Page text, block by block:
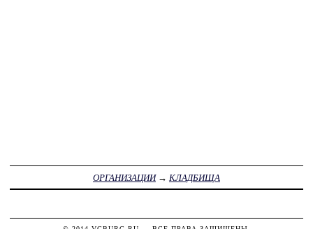
ОРГАНИЗАЦИИ→ КЛАДБИЩА